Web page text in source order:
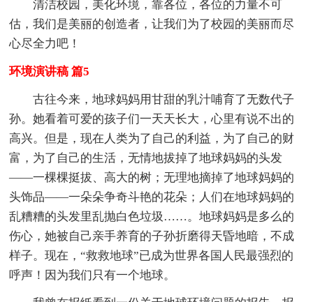
清洁校园，美化环境，靠各位，各位的力量不可
估，我们是美丽的创造者，让我们为了校园的美丽而尽
心尽全力吧！
环境演讲稿 篇5
古往今来，地球妈妈用甘甜的乳汁哺育了无数代子
孙。她看着可爱的孩子们一天天长大，心里有说不出的
高兴。但是，现在人类为了自己的利益，为了自己的财
富，为了自己的生活，无情地拔掉了地球妈妈的头发
——一棵棵挺拔、高大的树；无理地摘掉了地球妈妈的
头饰品——一朵朵争奇斗艳的花朵；人们在地球妈妈的
乱糟糟的头发里乱抛白色垃圾……。地球妈妈是多么的
伤心，她被自己亲手养育的子孙折磨得天昏地暗，不成
样子。现在，“救救地球”已成为世界各国人民最强烈的
呼声！因为我们只有一个地球。